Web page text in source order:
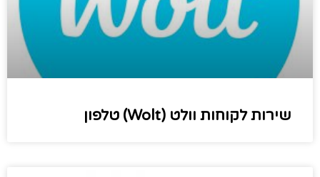
שירות לקוחות וולט (Wolt) טלפון